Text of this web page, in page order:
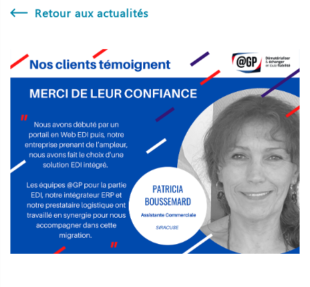
Retour aux actualités